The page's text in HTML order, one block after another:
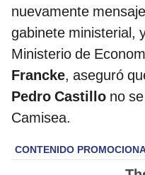
nuevamente
gabinete ministerial,
Ministerio de
Francke, aseguró
Pedro Castillo no
Camisea.